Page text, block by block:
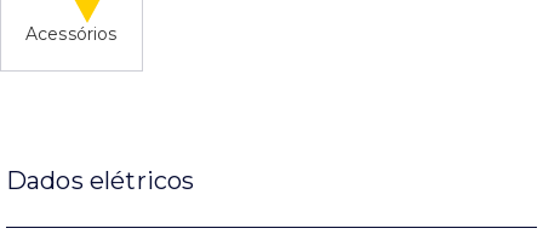
Acessórios
Dados elétricos